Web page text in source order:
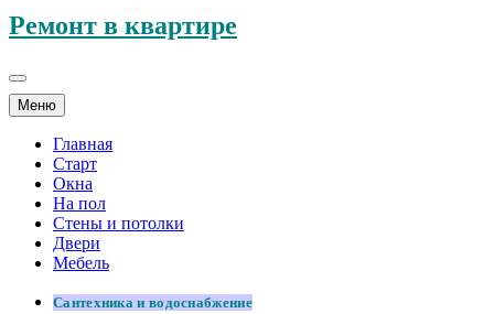
Ремонт в квартире
Меню
Главная
Старт
Окна
На пол
Стены и потолки
Двери
Мебель
Сантехника и водоснабжение